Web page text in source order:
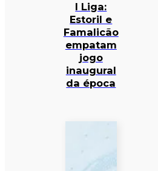
I Liga:
Estoril e
Famalicão
empatam
jogo
inaugural
da época